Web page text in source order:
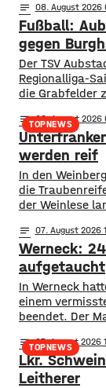
notes 08. August 2026
Fußball:
gegen
Der TSV
Regionalliga-
die Grabfelder
späten
in der dritten
Aubstadt in der
TOPNEWS
notes 08. August 2026
werden reif
In den
die
der Weinlese
die Beeren wie
Jetzt aber
notes 07. August 2026
Werneck:
aufgetaucht
In Werneck
einem
beendet. Der
gesorgt, da
um Werneck
TOPNEWS
notes 07. August 2026
Lkr.
Leitherer